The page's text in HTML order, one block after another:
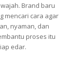
Brand baru
mencari cara agar
nyaman, dan
proses itu
edar.